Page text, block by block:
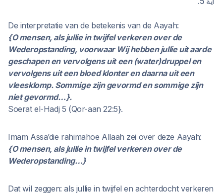
De interpretatie van de betekenis van de Aayah:
{O mensen, als jullie in twijfel verkeren over de
Wederopstanding, voorwaar Wij hebben jullie uit aarde
geschapen en vervolgens uit een (water)druppel en
vervolgens uit een bloed klonter en daarna uit een
vleesklomp. Sommige zijn gevormd en sommige zijn
niet gevormd…}.
Soerat el-Hadj 5 (Qor-aan 22:5}.
Imam Assa’die rahimahoe Allaah zei over deze Aayah:
{O mensen, als jullie in twijfel verkeren over de
Wederopstanding…}
Dat wil zeggen: als jullie in twijfel en achterdocht verkeren